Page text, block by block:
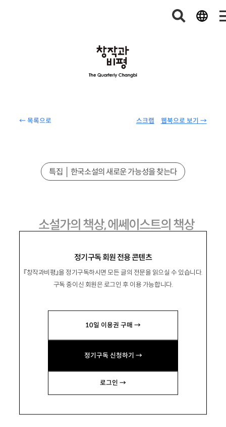
← 목록으로 웹북으로 보기 →
스크랩
정기구독 회원 전용 콘텐츠
『창작과비평』을 정기구독하시면 모든 글의 전문을 읽으실 수 있습니다.
구독 중이신 회원은 로그인 후 이용 가능합니다.
10일 이용권 구매 →
정기구독 신청하기 →
로그인 →
특집 │ 한국소설의 새로운 가능성을 찾는다
소설가의 책상, 에쎄이스트의 책상
기
문학평론가, 서울대 명예교수. 저서로 『흔들리
는 분단체제』 『분단체제 변혁의 공부길』 『민족문
학의 새 단계』 『민족문학과 세계문학』 등이 있음.
paiknc@snu.ac.kr